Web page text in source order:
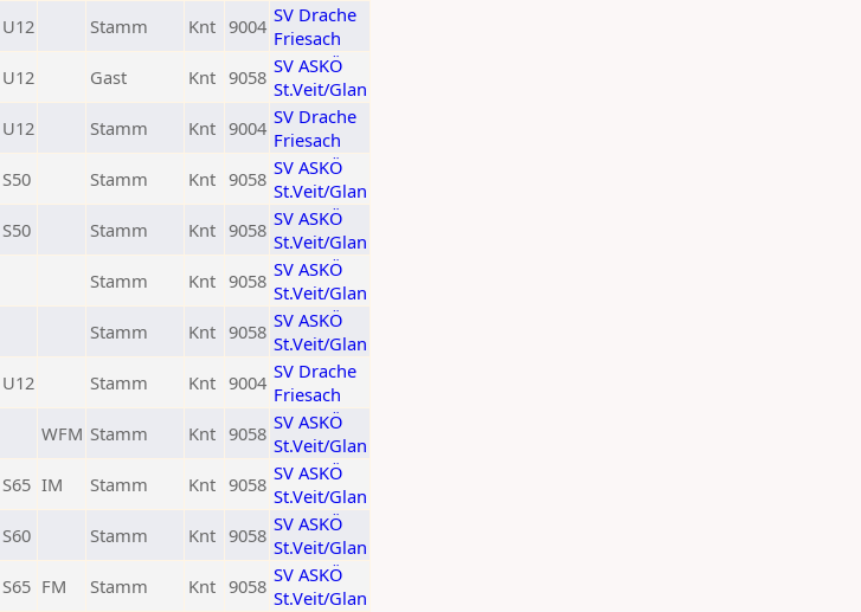
U12 Stamm Knt 9004 SV Drache
Friesach
U12 Gast Knt 9058 SV ASKÖ
St.Veit/Glan
U12 Stamm Knt 9004 SV Drache
Friesach
S50 Stamm Knt 9058 SV ASKÖ
St.Veit/Glan
S50 Stamm Knt 9058 SV ASKÖ
St.Veit/Glan
Stamm Knt 9058 SV ASKÖ
St.Veit/Glan
Stamm Knt 9058 SV ASKÖ
St.Veit/Glan
U12 Stamm Knt 9004 SV Drache
Friesach
WFM Stamm Knt 9058 SV ASKÖ
St.Veit/Glan
S65 IM Stamm Knt 9058 SV ASKÖ
St.Veit/Glan
S60 Stamm Knt 9058 SV ASKÖ
St.Veit/Glan
S65 FM Stamm Knt 9058 SV ASKÖ
St.Veit/Glan